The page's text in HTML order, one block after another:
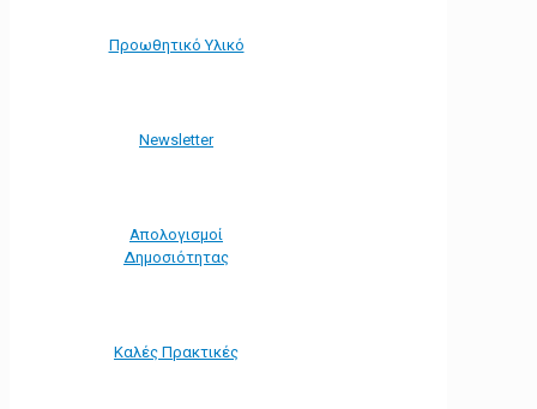
Προωθητικό Υλικό
Νewsletter
Απολογισμοί
Δημοσιότητας
Καλές Πρακτικές